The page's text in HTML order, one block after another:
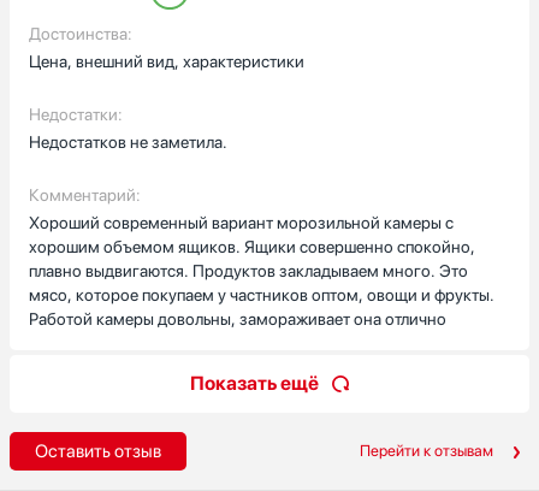
образуется иней и не нужно размораживать прибор
самостоятельно. В целом очень довольны качеством данной
морозилки.
Достоинства:
Цена, внешний вид, характеристики
Недостатки:
Недостатков не заметила.
Комментарий:
Хороший современный вариант морозильной камеры с
хорошим объемом ящиков. Ящики совершенно спокойно,
плавно выдвигаются. Продуктов закладываем много. Это
мясо, которое покупаем у частников оптом, овощи и фрукты.
Работой камеры довольны, замораживает она отлично
Оставить отзыв
Показать ещё
Перейти к отзывам